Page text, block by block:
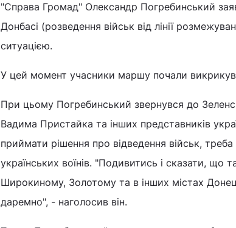
"Справа Громад" Олександр Погребинський
Донбасі (розведення військ від лінії
ситуацією.
У цей момент учасники маршу почали
При цьому Погребинський звернувся до
Вадима Пристайка та інших представників
приймати рішення про відведення військ,
українських воїнів. "Подивитись і сказати, що
Широкиному, Золотому та в інших містах
даремно", - наголосив він.